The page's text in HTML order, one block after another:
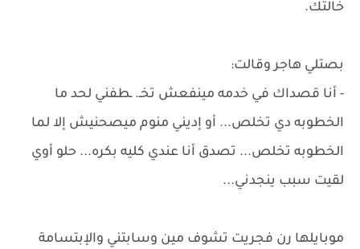
خالتك.
بصتلي هاجر وقالت:
- أنا قصداك في خدمه مينفعش تخـ. ـطفني لحد ما
الخطوبه دي تخلص... أو إديني منوم ميصحنيش إلا لما
الخطوبه تخلص... تصدق أنا عندي كليه بكره... حلو أوي
لقيت سبب ينجدني...
موبايلها رن فجريت تشوف مين وسابتني والإبتسامة